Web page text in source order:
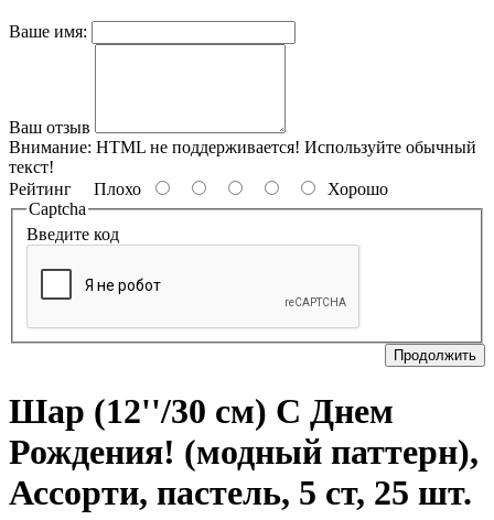
Ваше имя:
Ваш отзыв
Внимание: HTML не поддерживается! Используйте обычный
текст!
Рейтинг Плохо
Хорошо
Captcha
Введите код
Продолжить
Шар (12''/30 см) С Днем
Рождения! (модный паттерн),
Ассорти, пастель, 5 ст, 25 шт.